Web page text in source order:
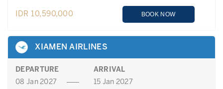
IDR 10,590,000 BOOK NOW
XIAMEN AIRLINES
DEPARTURE
ARRIVAL
08 Jan 2027
15 Jan 2027